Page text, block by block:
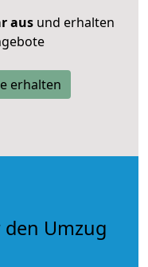
ausund erhalten
erhalten
Umzug